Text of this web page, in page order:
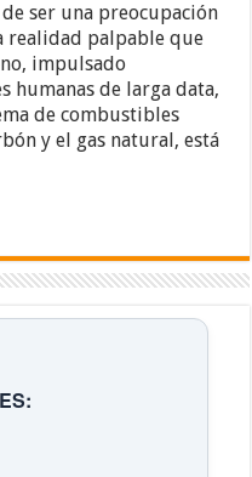
ser una preocupación
realidad palpable que
impulsado
humanas de larga data,
de combustibles
y el gas natural, está